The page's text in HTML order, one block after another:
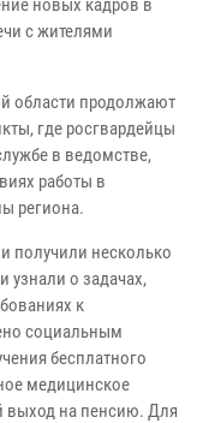
новых кадров в
с жителями
области продолжают
где росгвардейцы
в ведомстве,
работы в
региона.
получили несколько
о задачах,
к
социальным
бесплатного
медицинское
выход на пенсию. Для